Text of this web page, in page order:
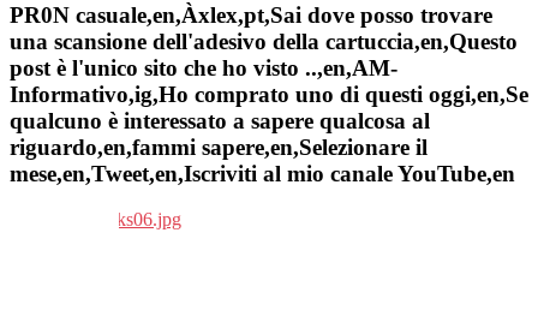
PR0N casuale,en,Àxlex,pt,Sai dove posso trovare
una scansione dell'adesivo della cartuccia,en,Questo
post è l'unico sito che ho visto ..,en,AM-
Informativo,ig,Ho comprato uno di questi oggi,en,Se
qualcuno è interessato a sapere qualcosa al
riguardo,en,fammi sapere,en,Selezionare il
mese,en,Tweet,en,Iscriviti al mio canale YouTube,en